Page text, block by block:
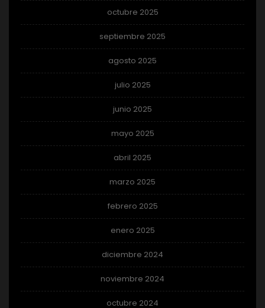
octubre 2025
septiembre 2025
agosto 2025
julio 2025
junio 2025
mayo 2025
abril 2025
marzo 2025
febrero 2025
enero 2025
diciembre 2024
noviembre 2024
octubre 2024